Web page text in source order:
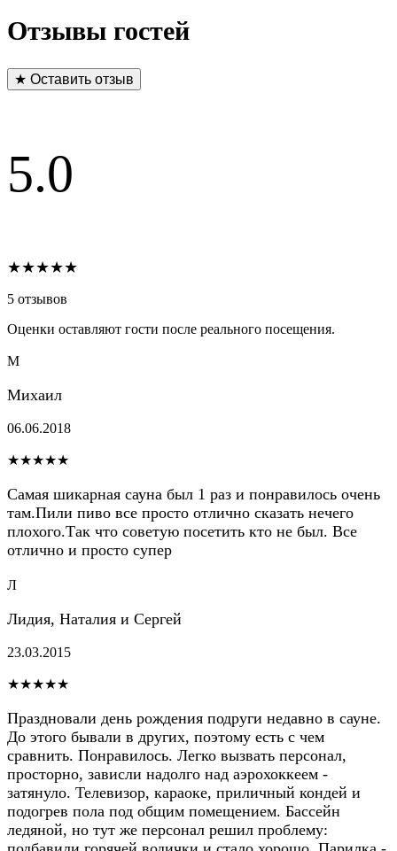
Отзывы гостей
★ Оставить отзыв
5.0
★★★★★
5 отзывов
Оценки оставляют гости после реального посещения.
М
Михаил
06.06.2018
★★★★★
Самая шикарная сауна был 1 раз и понравилось очень
там.Пили пиво все просто отлично сказать нечего
плохого.Так что советую посетить кто не был. Все
отлично и просто супер
Л
Лидия, Наталия и Сергей
23.03.2015
★★★★★
Праздновали день рождения подруги недавно в сауне.
До этого бывали в других, поэтому есть с чем
сравнить. Понравилось. Легко вызвать персонал,
просторно, зависли надолго над аэрохоккеем -
затянуло. Телевизор, караоке, приличный кондей и
подогрев пола под общим помещением. Бассейн
ледяной, но тут же персонал решил проблему: